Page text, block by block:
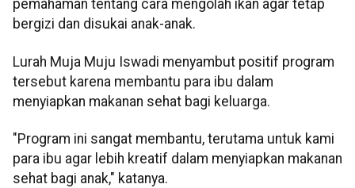
pemahaman tentang cara mengolah ikan agar tetap
bergizi dan disukai anak-anak.
Lurah Muja Muju Iswadi menyambut positif program
tersebut karena membantu para ibu dalam
menyiapkan makanan sehat bagi keluarga.
"Program ini sangat membantu, terutama untuk kami
para ibu agar lebih kreatif dalam menyiapkan makanan
sehat bagi anak," katanya.